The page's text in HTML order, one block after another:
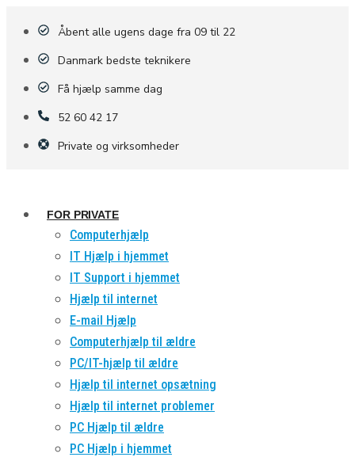
Åbent alle ugens dage fra 09 til 22
Danmark bedste teknikere
Få hjælp samme dag
52 60 42 17
Private og virksomheder
FOR PRIVATE
Computerhjælp
IT Hjælp i hjemmet
IT Support i hjemmet
Hjælp til internet
E-mail Hjælp
Computerhjælp til ældre
PC/IT-hjælp til ældre
Hjælp til internet opsætning
Hjælp til internet problemer
PC Hjælp til ældre
PC Hjælp i hjemmet